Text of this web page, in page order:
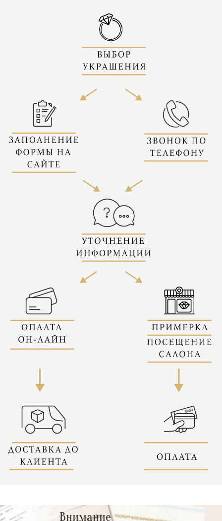
Внимание